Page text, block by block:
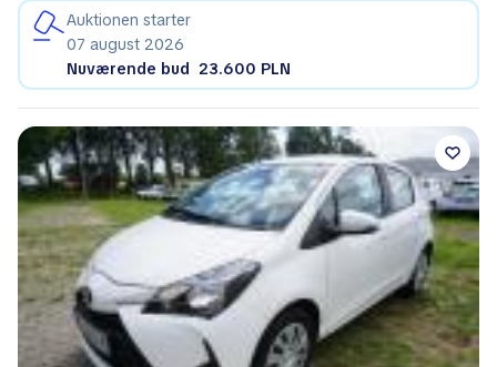
Auktionen starter
07 august 2026
Nuværende bud 23.600 PLN